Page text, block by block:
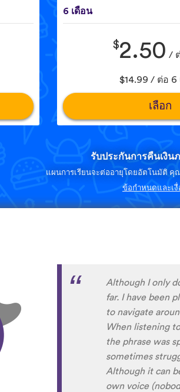
6 เดือน
$2.50 /
$14.99 / ต่อ 6
เลือก
รับประกันการคืนเงิน
แผนการเรียนจะต่ออายุโดยอัตโนมัติ คุ
ข้อกำหนดและเงื่
I’m SOOOOO
African
reconnect with
languages other
easily
so happy
Xhosa !!! Thank
fun and the